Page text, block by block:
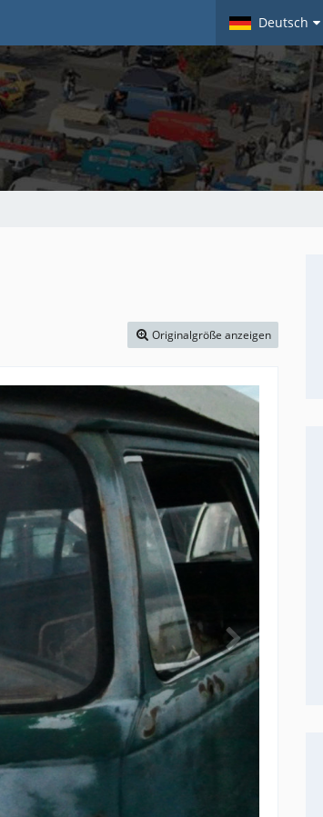
Deutsch
Originalgröße anzeigen